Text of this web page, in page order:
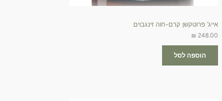
אייג’ פרוטקשן קרם-חוה זינגבוים
248.00
₪
הוספה לסל